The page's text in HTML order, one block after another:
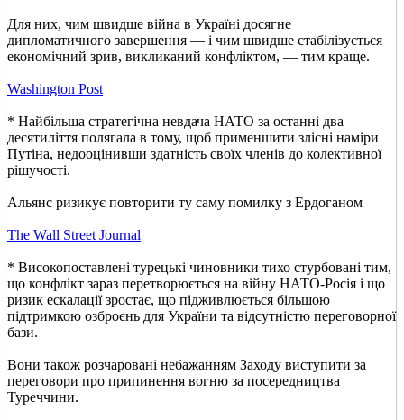
Для них, чим швидше війна в Україні досягне
дипломатичного завершення — і чим швидше стабілізується
економічний зрив, викликаний конфліктом, — тим краще.
Washington Post
* Найбільша стратегічна невдача НАТО за останні два
десятиліття полягала в тому, щоб применшити злісні наміри
Путіна, недооцінивши здатність своїх членів до колективної
рішучості.
Альянс ризикує повторити ту саму помилку з Ердоганом
The Wall Street Journal
* Високопоставлені турецькі чиновники тихо стурбовані тим,
що конфлікт зараз перетворюється на війну НАТО-Росія і що
ризик ескалації зростає, що підживлюється більшою
підтримкою озброєнь для України та відсутністю переговорної
бази.
Вони також розчаровані небажанням Заходу виступити за
переговори про припинення вогню за посередництва
Туреччини.